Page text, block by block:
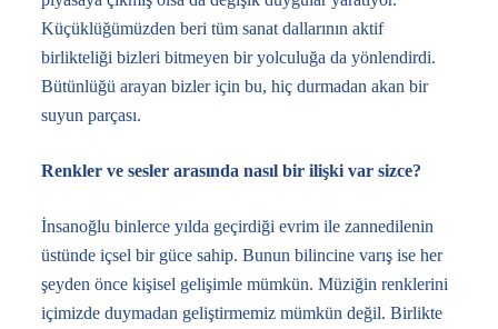
Küçüklüğümüzden beri tüm sanat dallarının aktif
birlikteliği bizleri bitmeyen bir yolculuğa da yönlendirdi.
Bütünlüğü arayan bizler için bu, hiç durmadan akan bir
suyun parçası.
Renkler ve sesler arasında nasıl bir ilişki var sizce?
İnsanoğlu binlerce yılda geçirdiği evrim ile zannedilenin
üstünde içsel bir güce sahip. Bunun bilincine varış ise her
şeyden önce kişisel gelişimle mümkün. Müziğin renklerini
içimizde duymadan geliştirmemiz mümkün değil. Birlikte